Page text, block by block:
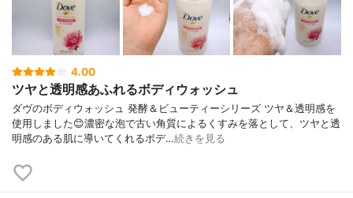
4.00
ツヤと透明感あふれるボディウォッシュ
ダヴのボディウォッシュ 発酵＆ビューティーシリーズ ツヤ＆透明感を
使用しました😊濃密な泡で古い角質によるくすみを落として、ツヤと透
明感のある肌に導いてくれるボデ…続きを見る